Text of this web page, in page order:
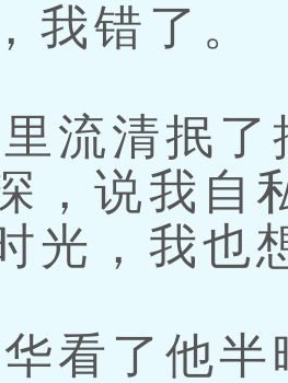
我错了。
流清抿了
，说我自
光，我也
看了他半